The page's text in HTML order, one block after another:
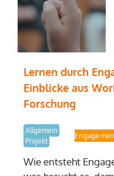
Lernen durch
Einblicke aus
Forschung
Allgemein
Projekt
Lernen durch
Wie entsteht